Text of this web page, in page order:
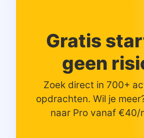
Gratis
geen
Zoek direct in 700+
opdrachten. Wil je
naar Pro vanaf €40/